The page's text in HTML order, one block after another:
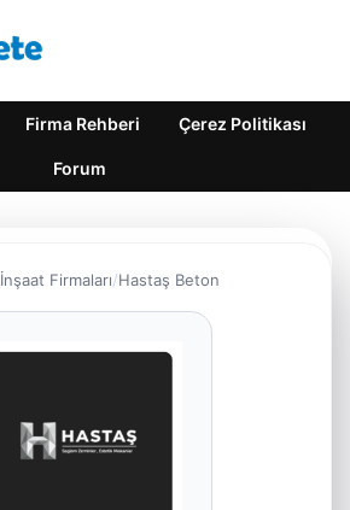
Firma Rehberi Çerez Politikası
Forum
İnşaat Firmaları Hastaş Beton